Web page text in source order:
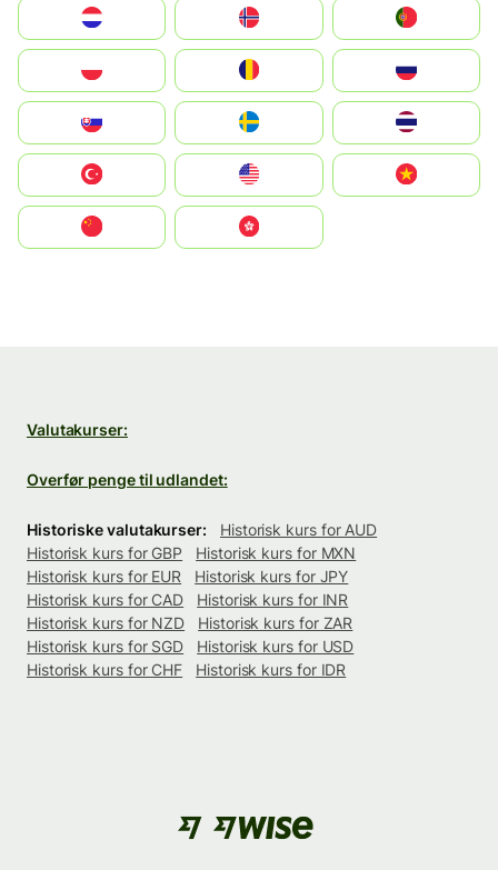
United States
中國香港特別行政區
Valutakurser:
Overfør penge til udlandet:
Historiske valutakurser:
Historisk kurs for AUD
Historisk kurs for GBP
Historisk kurs for MXN
Historisk kurs for EUR
Historisk kurs for JPY
Historisk kurs for CAD
Historisk kurs for INR
Historisk kurs for NZD
Historisk kurs for ZAR
Historisk kurs for SGD
Historisk kurs for USD
Historisk kurs for CHF
Historisk kurs for IDR